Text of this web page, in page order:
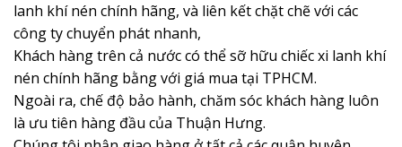
lanh khí nén chính hãng, và liên kết chặt chẽ với các
công ty chuyển phát nhanh,
Khách hàng trên cả nước có thể sỡ hữu chiếc xi lanh khí
nén chính hãng bằng với giá mua tại TPHCM.
Ngoài ra, chế độ bảo hành, chăm sóc khách hàng luôn
là ưu tiên hàng đầu của Thuận Hưng.